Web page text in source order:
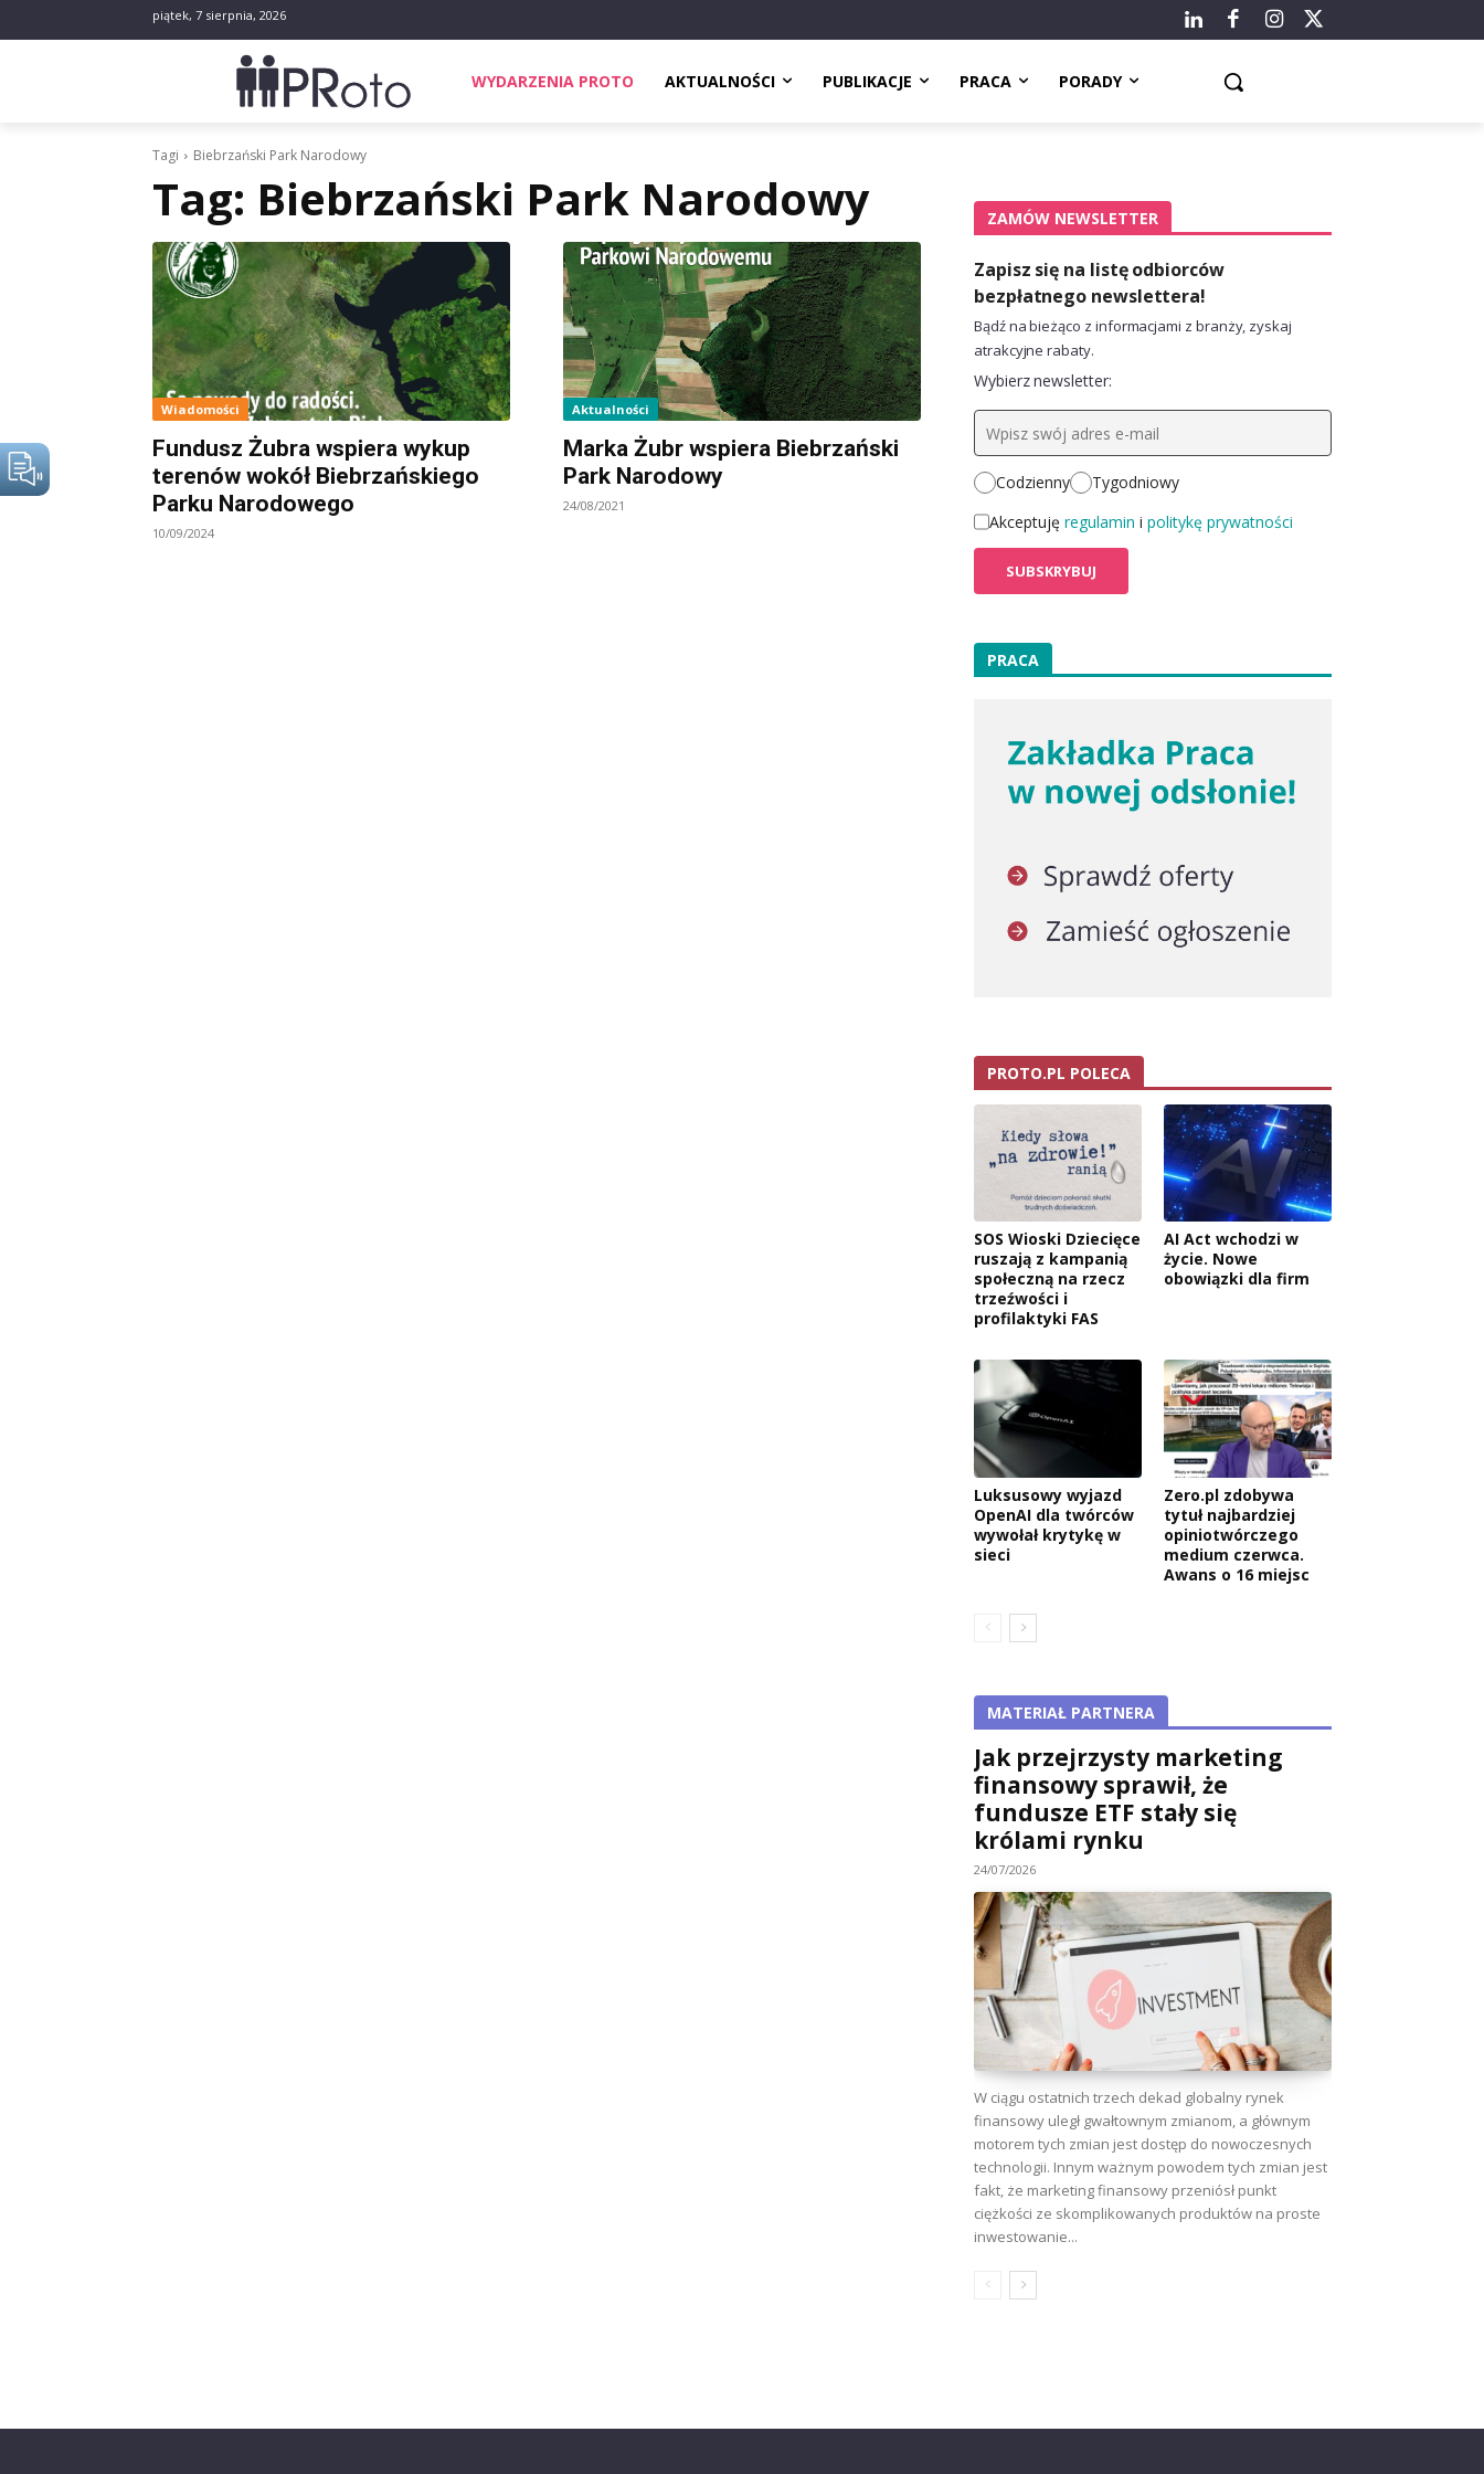
piątek, 7 sierpnia, 2026
WYDARZENIA PROTO AKTUALNOŚCI PUBLIKACJE PRACA PORADY
Tagi Biebrzański Park Narodowy
Tag: Biebrzański Park Narodowy
Wiadomości
Fundusz Żubra wspiera wykup
terenów wokół Biebrzańskiego
Parku Narodowego
10/09/2024
Aktualności
Marka Żubr wspiera Biebrzański
Park Narodowy
24/08/2021
ZAMÓW NEWSLETTER
Zapisz się na listę odbiorców
bezpłatnego newslettera!
Bądź na bieżąco z informacjami z branży, zyskaj
atrakcyjne rabaty.
Wybierz newsletter:
Codzienny
Tygodniowy
Akceptuję regulamin i politykę prywatności
PRACA
PROTO.PL POLECA
SOS Wioski Dziecięce
ruszają z kampanią
społeczną na rzecz
trzeźwości i
profilaktyki FAS
AI Act wchodzi w
życie. Nowe
obowiązki dla firm
Luksusowy wyjazd
OpenAI dla twórców
wywołał krytykę w
sieci
Zero.pl zdobywa
tytuł najbardziej
opiniotwórczego
medium czerwca.
Awans o 16 miejsc
MATERIAŁ PARTNERA
Jak przejrzysty marketing
finansowy sprawił, że
fundusze ETF stały się
królami rynku
24/07/2026
W ciągu ostatnich trzech dekad globalny rynek
finansowy uległ gwałtownym zmianom, a głównym
motorem tych zmian jest dostęp do nowoczesnych
technologii. Innym ważnym powodem tych zmian jest
fakt, że marketing finansowy przeniósł punkt
ciężkości ze skomplikowanych produktów na proste
inwestowanie...